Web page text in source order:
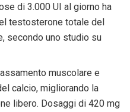
di 3.000 UI al giorno ha
testosterone totale del
secondo uno studio su
muscolare e
calcio, migliorando la
libero. Dosaggi di 420 mg